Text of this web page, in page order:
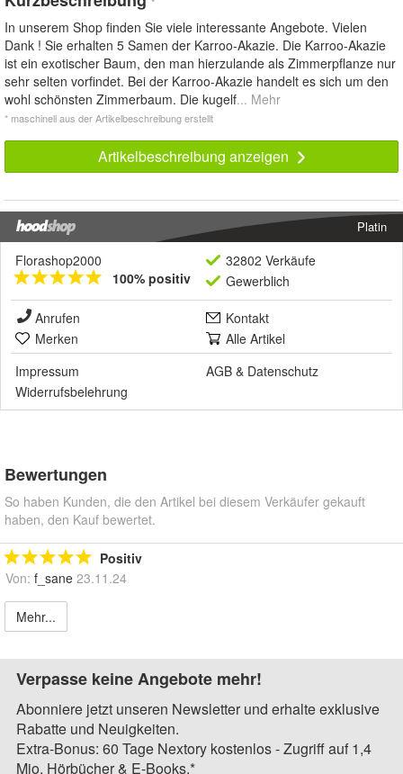
In unserem Shop finden Sie viele interessante Angebote. Vielen
Dank ! Sie erhalten 5 Samen der Karroo-Akazie. Die Karroo-Akazie
ist ein exotischer Baum, den man hierzulande als Zimmerpflanze nur
sehr selten vorfindet. Bei der Karroo-Akazie handelt es sich um den
wohl schönsten Zimmerbaum. Die kugelf... Mehr
* maschinell aus der Artikelbeschreibung erstellt
Artikelbeschreibung anzeigen
Platin
Florashop2000
100% positiv
32802 Verkäufe
Gewerblich
Anrufen
Kontakt
Merken
Alle Artikel
Impressum
AGB & Datenschutz
Widerrufsbelehrung
Bewertungen
So haben Kunden, die den Artikel bei diesem Verkäufer gekauft
haben, den Kauf bewertet.
Positiv
Von: f_sane 23.11.24
Mehr...
Verpasse keine Angebote mehr!
Abonniere jetzt unseren Newsletter und erhalte exklusive
Rabatte und Neuigkeiten.
Extra-Bonus: 60 Tage Nextory kostenlos - Zugriff auf 1,4
Mio. Hörbücher & E-Books.*